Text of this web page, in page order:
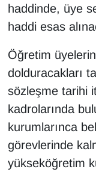
haddinde, üye
haddi esas
Öğretim
dolduracakları
sözleşme tarihi
kadrolarında
kurumlarınca
görevlerinde
yükseköğretim